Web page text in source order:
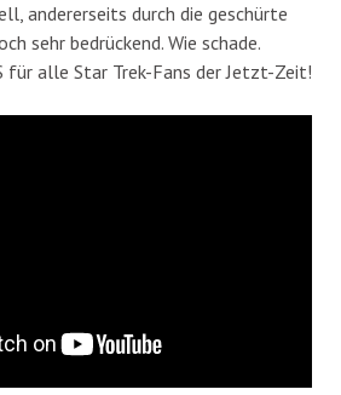
andererseits durch die geschürte
sehr bedrückend. Wie schade.
für alle Star Trek-Fans der Jetzt-Zeit!